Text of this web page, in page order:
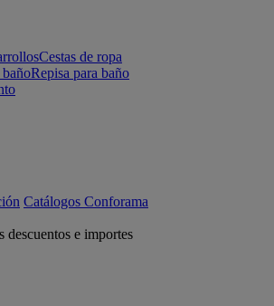
Cestas de ropa
Repisa para baño
Catálogos Conforama
descuentos e importes